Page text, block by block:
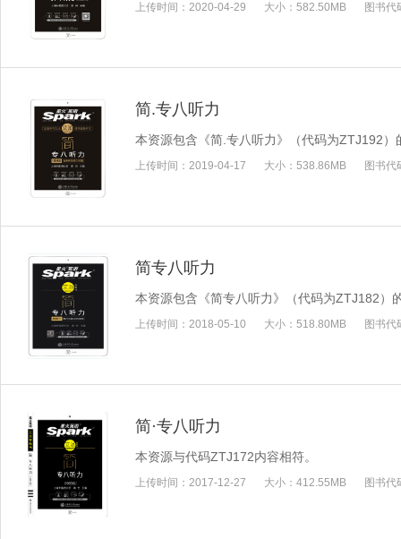
上传时间： 2020-04-29 大小： 582.50MB 图书代
简.专八听力
本资源包含《简.专八听力》（代码为ZTJ192
上传时间： 2019-04-17 大小： 538.86MB 图书代
简专八听力
本资源包含《简专八听力》（代码为ZTJ182）
上传时间： 2018-05-10 大小： 518.80MB 图书代
简·专八听力
本资源与代码ZTJ172内容相符。
上传时间： 2017-12-27 大小： 412.55MB 图书代